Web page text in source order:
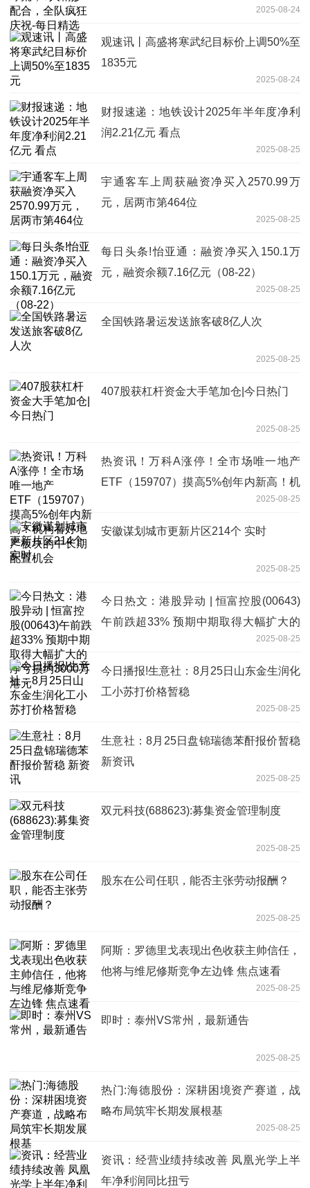
2025-08-24
观速讯丨高盛将寒武纪目标价上调50%至
1835元
2025-08-24
财报速递：地铁设计2025年半年度净利
润2.21亿元 看点
2025-08-25
宇通客车上周获融资净买入2570.99万
元，居两市第464位
2025-08-25
每日头条!怡亚通：融资净买入150.1万
元，融资余额7.16亿元（08-22）
2025-08-25
全国铁路暑运发送旅客破8亿人次
2025-08-25
407股获杠杆资金大手笔加仓|今日热门
2025-08-25
热资讯！万科A涨停！全市场唯一地产
ETF（159707）摸高5%创年内新高！机
构看好地产板块的中长期配置机会2025-08-25
安徽谋划城市更新片区214个 实时
2025-08-25
今日热文：港股异动 | 恒富控股(00643)
午前跌超33% 预期中期取得大幅扩大的
2025-08-25
今日播报!生意社：8月25日山东金生润化
工小苏打价格暂稳
2025-08-25
生意社：8月25日盘锦瑞德苯酐报价暂稳
新资讯
2025-08-25
双元科技(688623):募集资金管理制度
2025-08-25
股东在公司任职，能否主张劳动报酬？
2025-08-25
阿斯：罗德里戈表现出色收获主帅信任，
他将与维尼修斯竞争左边锋 焦点速看
2025-08-25
即时：泰州VS常州，最新通告
2025-08-25
热门:海德股份：深耕困境资产赛道，战
略布局筑牢长期发展根基
2025-08-25
资讯：经营业绩持续改善 凤凰光学上半
年净利润同比扭亏